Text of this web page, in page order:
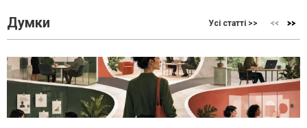
Думки Усі статті >>